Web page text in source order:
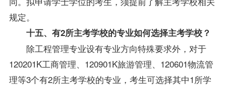
规定。
十五、有2所主考学校的专业如何选择主考学校？
除工程管理专业设有专业方向特殊要求外，对于
120201K工商管理、120901K旅游管理、120601物流管
理等3个有2所主考学校的专业，考生可选择其中1所学